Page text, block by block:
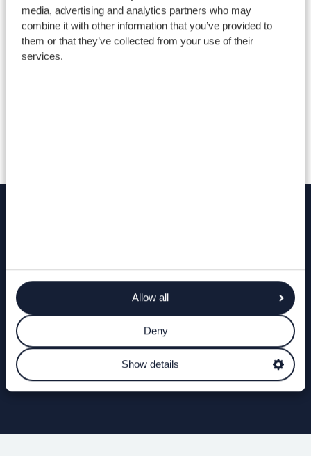
media, advertising and analytics partners who may
combine it with other information that you’ve provided to
them or that they’ve collected from your use of their
services.
Allow all
Deny
Show details
Gweld ein cyrsiau
DIWRNODAU AGORED A DDIGWYDDIADAU
CAEL HYD I GWRS
GOFYN CWESTIWN